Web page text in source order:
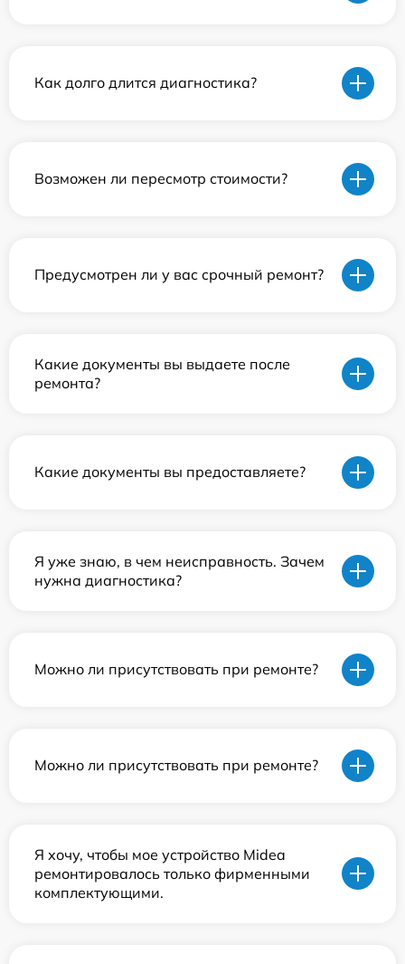
Как долго длится диагностика?
Возможен ли пересмотр стоимости?
Предусмотрен ли у вас срочный ремонт?
Какие документы вы выдаете после
ремонта?
Какие документы вы предоставляете?
Я уже знаю, в чем неисправность. Зачем
нужна диагностика?
Можно ли присутствовать при ремонте?
Можно ли присутствовать при ремонте?
Я хочу, чтобы мое устройство Midea
ремонтировалось только фирменными
комплектующими.